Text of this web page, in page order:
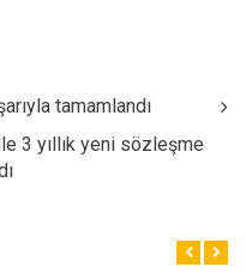
tamamlandı
3 yıllık yeni sözleşme